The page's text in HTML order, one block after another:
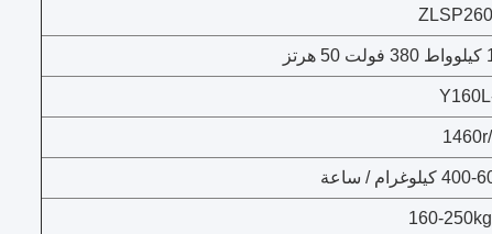
كيلوغرام / ساعة
160-